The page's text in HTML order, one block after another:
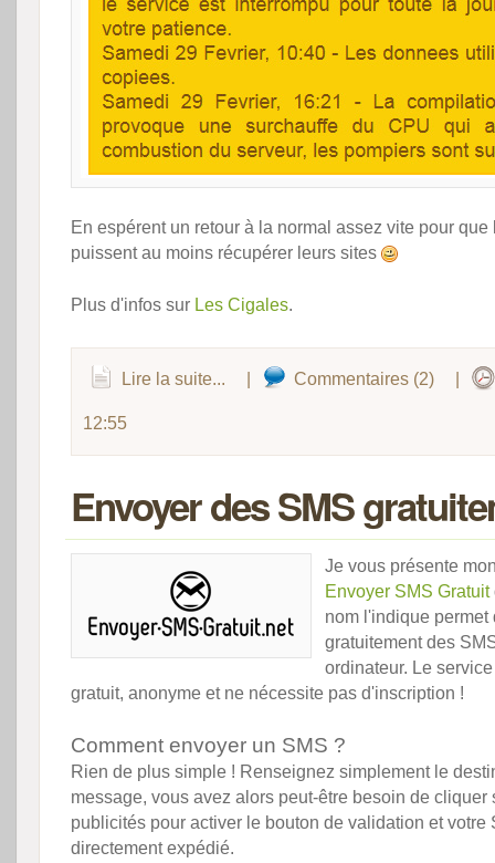
En espérent un retour à la normal assez vite pour
puissent au moins récupérer leurs sites
Plus d'infos sur Les Cigales.
Lire la suite... Commentaires (2)
12:55
Envoyer des SMS
Je vous présente
Envoyer SMS Gratuit
nom l'indique permet
gratuitement des
ordinateur. Le
gratuit, anonyme et ne nécessite pas d'inscription !
Comment envoyer un SMS ?
Rien de plus simple ! Renseignez simplement le
message, vous avez alors peut-être besoin de cliquer
publicités pour activer le bouton de validation et votre
directement expédié.